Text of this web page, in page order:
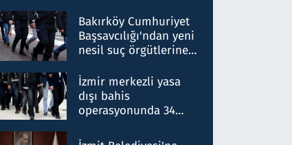
Bakırköy Cumhuriyet
Başsavcılığı'ndan yeni
nesil suç örgütlerine
hakkında gözaltı kararı
İzmir merkezli yasa
dışı bahis
operasyonunda 34
Milyar liralık para